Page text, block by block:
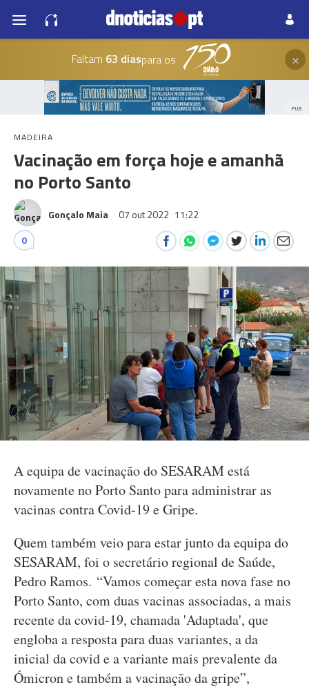
Faltam 63 diaspara os ×
PUB
MADEIRA
Vacinação em força hoje e amanhã
no Porto Santo
Gonçalo Maia 07 out 2022 11:22
0
A equipa de vacinação do SESARAM está
novamente no Porto Santo para administrar as
vacinas contra Covid-19 e Gripe.
Quem também veio para estar junto da equipa do
SESARAM, foi o secretário regional de Saúde,
Pedro Ramos. “Vamos começar esta nova fase no
Porto Santo, com duas vacinas associadas, a mais
recente da covid-19, chamada 'Adaptada', que
engloba a resposta para duas variantes, a da
inicial da covid e a variante mais prevalente da
Ómicron e também a vacinação da gripe”,